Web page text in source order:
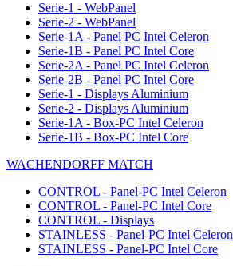
Serie-1 - WebPanel
Serie-2 - WebPanel
Serie-1A - Panel PC Intel Celeron
Serie-1B - Panel PC Intel Core
Serie-2A - Panel PC Intel Celeron
Serie-2B - Panel PC Intel Core
Serie-1 - Displays Aluminium
Serie-2 - Displays Aluminium
Serie-1A - Box-PC Intel Celeron
Serie-1B - Box-PC Intel Core
WACHENDORFF MATCH
CONTROL - Panel-PC Intel Celeron
CONTROL - Panel-PC Intel Core
CONTROL - Displays
STAINLESS - Panel-PC Intel Celeron
STAINLESS - Panel-PC Intel Core